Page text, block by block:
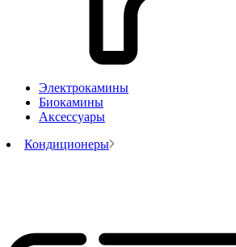
Электрокамины
Биокамины
Аксессуары
Кондиционеры